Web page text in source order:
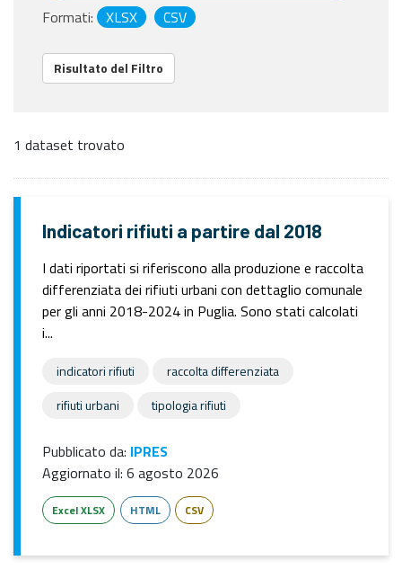
Formati:
XLSX CSV
Risultato del Filtro
1 dataset trovato
Indicatori rifiuti a partire dal 2018
I dati riportati si riferiscono alla produzione e raccolta
differenziata dei rifiuti urbani con dettaglio comunale
per gli anni 2018-2024 in Puglia. Sono stati calcolati
i...
indicatori rifiuti
raccolta differenziata
rifiuti urbani
tipologia rifiuti
Pubblicato da: IPRES
Aggiornato il: 6 agosto 2026
Excel XLSX HTML CSV